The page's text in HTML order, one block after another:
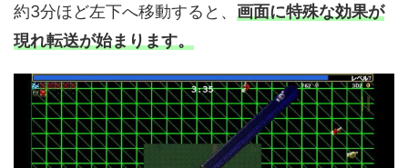
約3分ほど左下へ移動すると、 画面に特殊な効果が
現れ転送が始まります。